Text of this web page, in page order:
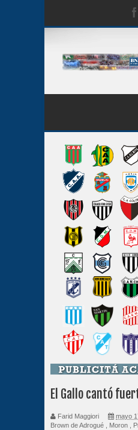
El Gallo cantó
Farid Maggiori
mayo
Brown de Adrogué
Moron